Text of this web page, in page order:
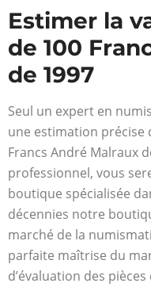
Estimer la
de 100
de 1997
Seul un expert en
une estimation précise
Francs André Malraux
professionnel, vous
boutique spécialisée
décennies notre
marché de la
parfaite maîtrise du
d’évaluation des